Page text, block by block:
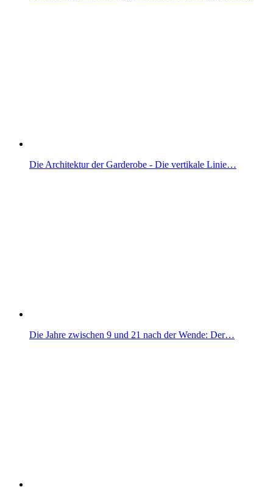
Die Architektur der Garderobe - Die vertikale Linie…
Die Jahre zwischen 9 und 21 nach der Wende: Der…